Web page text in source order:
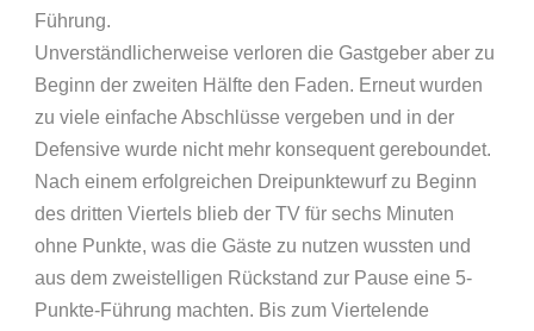
Führung.
Unverständlicherweise verloren die Gastgeber aber zu
Beginn der zweiten Hälfte den Faden. Erneut wurden
zu viele einfache Abschlüsse vergeben und in der
Defensive wurde nicht mehr konsequent gereboundet.
Nach einem erfolgreichen Dreipunktewurf zu Beginn
des dritten Viertels blieb der TV für sechs Minuten
ohne Punkte, was die Gäste zu nutzen wussten und
aus dem zweistelligen Rückstand zur Pause eine 5-
Punkte-Führung machten. Bis zum Viertelende